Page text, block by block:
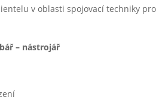
v oblasti spojovací techniky
– nástrojář